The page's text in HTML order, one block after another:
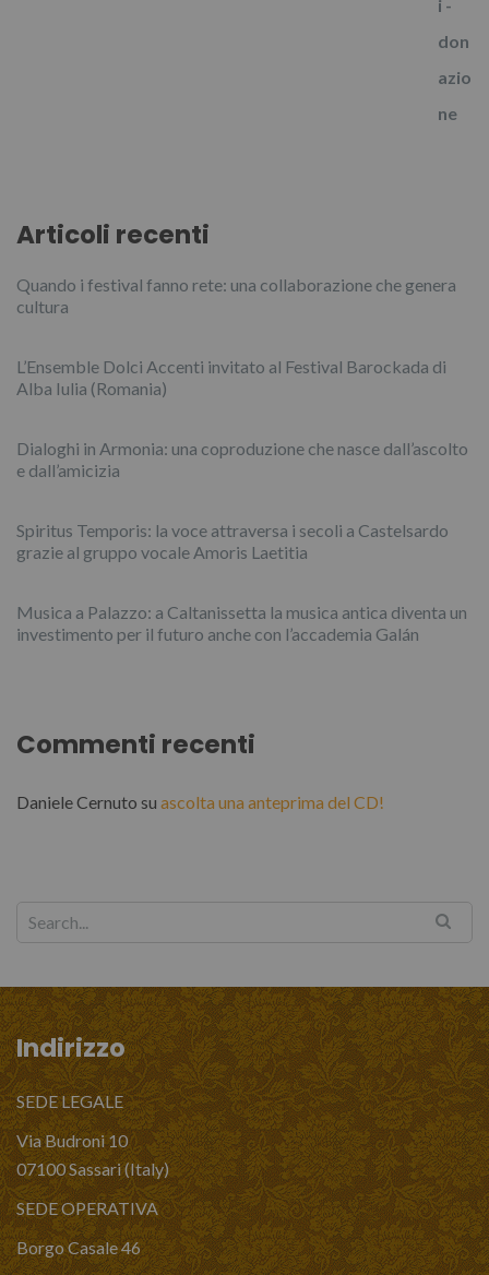
Articoli recenti
Quando i festival fanno rete: una collaborazione che genera
cultura
L’Ensemble Dolci Accenti invitato al Festival Barockada di
Alba Iulia (Romania)
Dialoghi in Armonia: una coproduzione che nasce dall’ascolto
e dall’amicizia
Spiritus Temporis: la voce attraversa i secoli a Castelsardo
grazie al gruppo vocale Amoris Laetitia
Musica a Palazzo: a Caltanissetta la musica antica diventa un
investimento per il futuro anche con l’accademia Galán
Commenti recenti
Daniele Cernuto su ascolta una anteprima del CD!
Indirizzo
SEDE LEGALE
Via Budroni 10
07100 Sassari (Italy)
SEDE OPERATIVA
Borgo Casale 46